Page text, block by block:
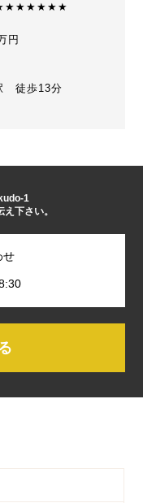
円
徒歩13分
1
下さい。
せ